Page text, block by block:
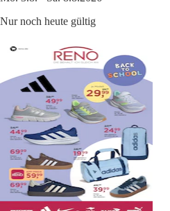
Nur noch heute gültig